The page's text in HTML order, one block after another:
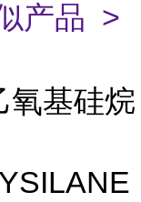
产品 >
氧基硅烷